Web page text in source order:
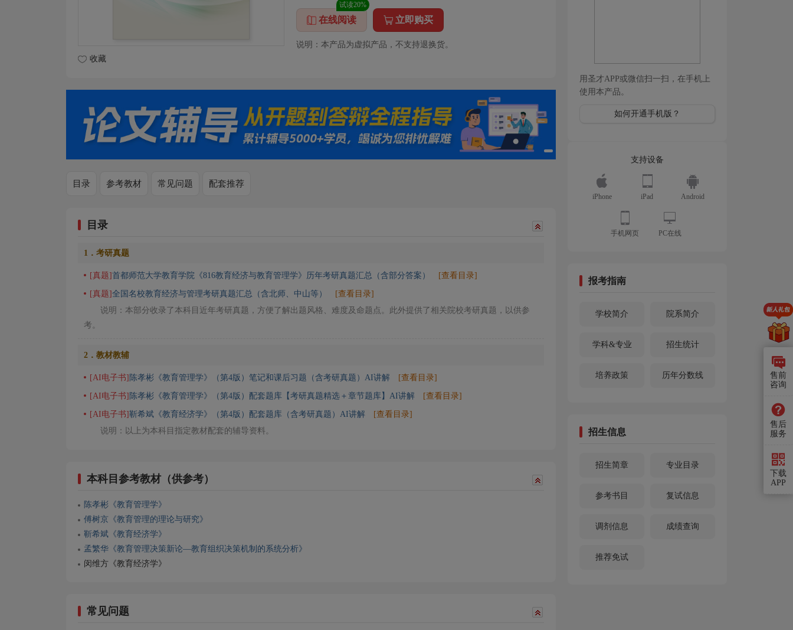
收藏
在线阅读
试读20%
立即购买
说明：本产品为虚拟产品，不支持退换货。
目录 参考教材 常见问题 配套推荐
目录
1．考研真题
[真题]首都师范大学教育学院《816教育经济与教育管理学》历年考研真题汇总（含部分答案） [查看目录]
[真题]全国名校教育经济与管理考研真题汇总（含北师、中山等）
[查看目录]
说明：本部分收录了本科目近年考研真题，方便了解出题风格、难度及命题点。此外提供了相关院校考研真题，以供参
考。
2．教材教辅
[AI电子书] 陈孝彬《教育管理学》（第4版）笔记和课后习题（含考研真题）AI讲解 [查看目录]
[AI电子书] 陈孝彬《教育管理学》（第4版）配套题库【考研真题精选＋章节题库】AI讲解 [查看目录]
[AI电子书]靳希斌《教育经济学》（第4版）配套题库（含考研真题）AI讲解
[查看目录]
说明：以上为本科目指定教材配套的辅导资料。
本科目参考教材（供参考）
陈孝彬《教育管理学》
傅树京《教育管理的理论与研究》
靳希斌《教育经济学》
孟繁华《教育管理决策新论—教育组织决策机制的系统分析》
闵维方《教育经济学》
常见问题
用圣才APP或微信扫一扫，在手机上
使用本产品。
如何开通手机版？
支持设备
iPhone iPad Android
手机网页 PC在线
报考指南
学校简介 院系简介
学科&专业 招生统计
培养政策 历年分数线
招生信息
招生简章 专业目录
参考书目 复试信息
调剂信息 成绩查询
推荐免试
售前
咨询
售后
服务
下载
APP